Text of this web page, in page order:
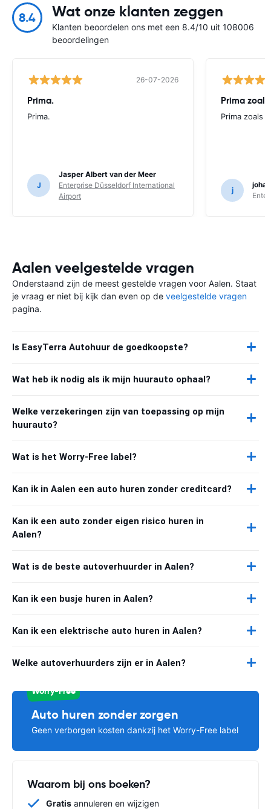
8.4 Wat onze klanten zeggen
Klanten beoordelen ons met een 8.4/10 uit 108006
beoordelingen
26-07-2026
Prima.
Prima.
J
Jasper Albert van der Meer
Enterprise Düsseldorf International
Airport
Prima
Prima zoals
j
Aalen veelgestelde vragen
Onderstaand zijn de meest gestelde vragen voor Aalen. Staat
je vraag er niet bij kijk dan even op de veelgestelde vragen
pagina.
Is EasyTerra Autohuur de goedkoopste?
Wat heb ik nodig als ik mijn huurauto ophaal?
Welke verzekeringen zijn van toepassing op mijn
huurauto?
Wat is het Worry-Free label?
Kan ik in Aalen een auto huren zonder creditcard?
Kan ik een auto zonder eigen risico huren in
Aalen?
Wat is de beste autoverhuurder in Aalen?
Kan ik een busje huren in Aalen?
Kan ik een elektrische auto huren in Aalen?
Welke autoverhuurders zijn er in Aalen?
Worry-Free
Auto huren zonder zorgen
Geen verborgen kosten dankzij het Worry-Free label
Waarom bij ons boeken?
Gratis annuleren en wijzigen